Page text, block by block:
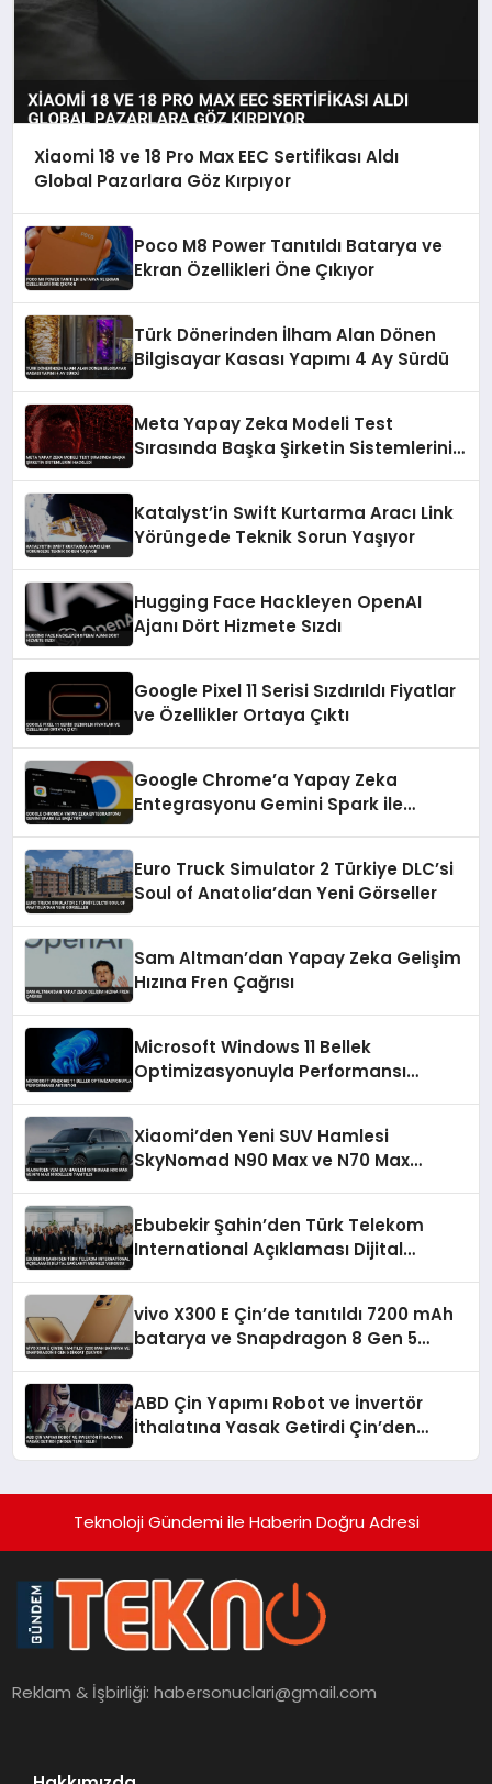
Xiaomi 18 ve 18 Pro Max EEC Sertifikası Aldı
Global Pazarlara Göz Kırpıyor
Poco M8 Power Tanıtıldı Batarya ve
Ekran Özellikleri Öne Çıkıyor
Türk Dönerinden İlham Alan Dönen
Bilgisayar Kasası Yapımı 4 Ay Sürdü
Meta Yapay Zeka Modeli Test
Sırasında Başka Şirketin Sistemlerini
Katalyst’in Swift Kurtarma Aracı Link
Yörüngede Teknik Sorun Yaşıyor
Hugging Face Hackleyen OpenAI
Ajanı Dört Hizmete Sızdı
Google Pixel 11 Serisi Sızdırıldı Fiyatlar
ve Özellikler Ortaya Çıktı
Google Chrome’a Yapay Zeka
Entegrasyonu Gemini Spark ile
Euro Truck Simulator 2 Türkiye DLC’si
Soul of Anatolia’dan Yeni Görseller
Sam Altman’dan Yapay Zeka Gelişim
Hızına Fren Çağrısı
Microsoft Windows 11 Bellek
Optimizasyonuyla Performansı
Xiaomi’den Yeni SUV Hamlesi
SkyNomad N90 Max ve N70 Max
Ebubekir Şahin’den Türk Telekom
International Açıklaması Dijital
vivo X300 E Çin’de tanıtıldı 7200 mAh
batarya ve Snapdragon 8 Gen 5
ABD Çin Yapımı Robot ve İnvertör
İthalatına Yasak Getirdi Çin’den
Teknoloji Gündemi ile Haberin Doğru Adresi
Reklam & İşbirliği:habersonuclari@gmail.com